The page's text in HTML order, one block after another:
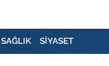
SAĞLIK SİYASET